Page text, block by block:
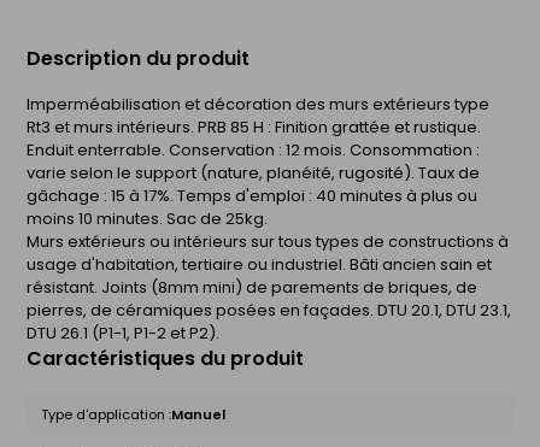
Description du produit
Imperméabilisation et décoration des murs extérieurs type
Rt3 et murs intérieurs. PRB 85 H : Finition grattée et rustique.
Enduit enterrable. Conservation : 12 mois. Consommation :
varie selon le support (nature, planéité, rugosité). Taux de
gâchage : 15 à 17%. Temps d'emploi : 40 minutes à plus ou
moins 10 minutes. Sac de 25kg.
Murs extérieurs ou intérieurs sur tous types de constructions à
usage d'habitation, tertiaire ou industriel. Bâti ancien sain et
résistant. Joints (8mm mini) de parements de briques, de
pierres, de céramiques posées en façades. DTU 20.1, DTU 23.1,
DTU 26.1 (P1-1, P1-2 et P2).
Caractéristiques du produit
Type d'application :Manuel